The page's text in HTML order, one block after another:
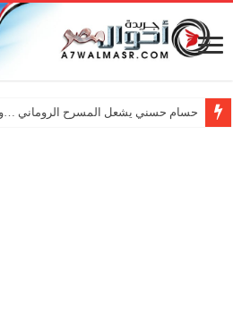
حسام حسني يشعل المسرح الروماني